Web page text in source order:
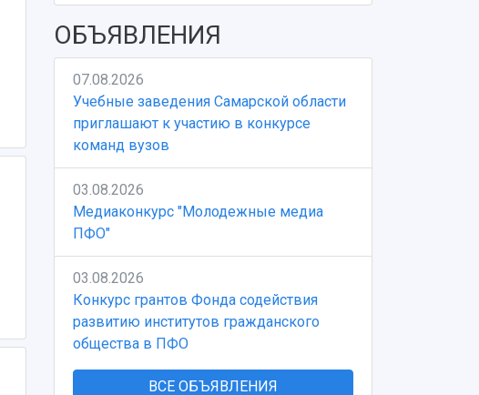
ОБЪЯВЛЕНИЯ
07.08.2026
Учебные заведения Самарской области
приглашают к участию в конкурсе
команд вузов
03.08.2026
Медиаконкурс "Молодежные медиа
ПФО"
03.08.2026
Конкурс грантов Фонда содействия
развитию институтов гражданского
общества в ПФО
ВСЕ ОБЪЯВЛЕНИЯ